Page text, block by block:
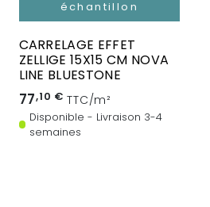
échantillon
CARRELAGE EFFET
ZELLIGE 15X15 CM NOVA
LINE BLUESTONE
77,10 € TTC/m²
Disponible - Livraison 3-4
semaines